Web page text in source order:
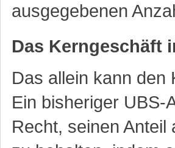
ausgegebenen
Das Kerngeschäft
Das allein kann den
Ein bisheriger UBS-
Recht, seinen